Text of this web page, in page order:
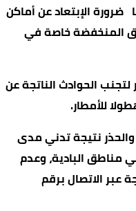
الإبتعاد عن أماكن
المنخفضة خاصة في
الحوادث الناتجة عن
للأمطار.
نتيجة تدني مدى
مناطق البادية، وعدم
عبر الاتصال برقم